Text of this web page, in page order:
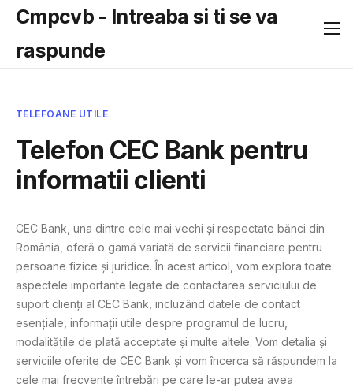
Cmpcvb - Intreaba si ti se va
raspunde
TELEFOANE UTILE
Telefon CEC Bank pentru
informatii clienti
CEC Bank, una dintre cele mai vechi și respectate bănci din
România, oferă o gamă variată de servicii financiare pentru
persoane fizice și juridice. În acest articol, vom explora toate
aspectele importante legate de contactarea serviciului de
suport clienți al CEC Bank, incluzând datele de contact
esențiale, informații utile despre programul de lucru,
modalitățile de plată acceptate și multe altele. Vom detalia și
serviciile oferite de CEC Bank și vom încerca să răspundem la
cele mai frecvente întrebări pe care le-ar putea avea